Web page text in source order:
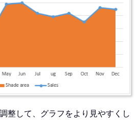
整して、グラフをより見やすくし